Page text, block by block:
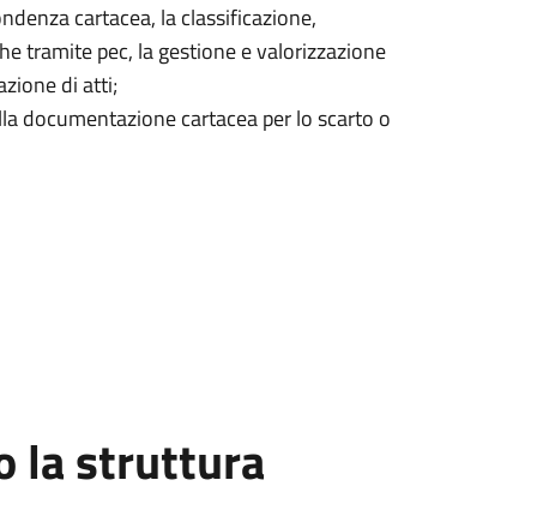
cartacea, la classificazione,
tramite pec, la gestione e valorizzazione
di atti;
documentazione cartacea per lo scarto o
la struttura